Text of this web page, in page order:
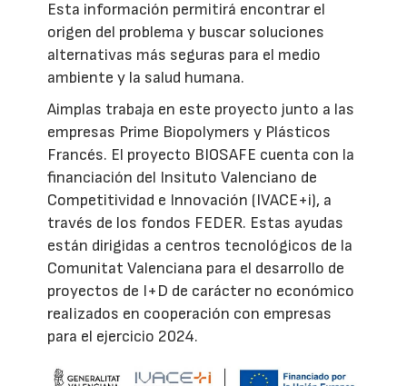
Esta información permitirá encontrar el
origen del problema y buscar soluciones
alternativas más seguras para el medio
ambiente y la salud humana.
Aimplas trabaja en este proyecto junto a las
empresas Prime Biopolymers y Plásticos
Francés. El proyecto BIOSAFE cuenta con la
financiación del Insituto Valenciano de
Competitividad e Innovación (IVACE+i), a
través de los fondos FEDER. Estas ayudas
están dirigidas a centros tecnológicos de la
Comunitat Valenciana para el desarrollo de
proyectos de I+D de carácter no económico
realizados en cooperación con empresas
para el ejercicio 2024.